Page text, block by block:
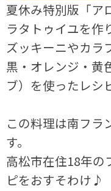
夏休み特別版「ア
ラタトゥイユを作
ズッキーニやカラ
黒・オレンジ・黄
ブ）を使ったレシ
この料理は南フラ
す。
高松市在住18年の
ピをおすそわけ♪